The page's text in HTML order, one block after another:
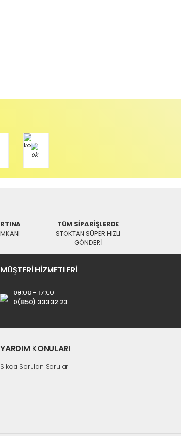
TÜM SİPARİŞLERDE
STOKTAN SÜPER HIZLI
GÖNDERİ
MÜŞTERİ HİZMETLERİ
09:00 - 17:00
0(850) 333 32 23
YARDIM KONULARI
Sıkça Sorulan Sorular